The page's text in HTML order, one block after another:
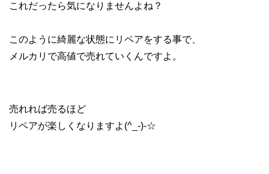
これだったら気になりませんよね？
このように綺麗な状態にリペアをする事で、
メルカリで高値で売れていくんですよ。
売れれば売るほど
リペアが楽しくなりますよ(^_-)-☆